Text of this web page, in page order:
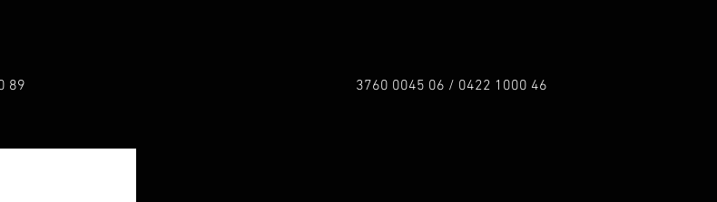
89 3760 0045 06 / 0422 1000 46